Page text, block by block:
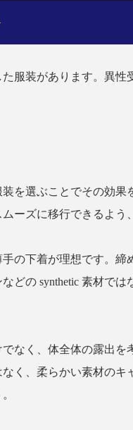
服装があります。異
を選ぶことでその効
ーズに移行できるよ
の下着が理想です。
どの synthetic 素材で
なく、体全体の露出
く、柔らかい素材の